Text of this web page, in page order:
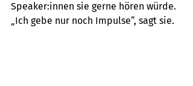
Speaker:innen sie gerne hören würde.
„Ich gebe nur noch Impulse“, sagt sie.